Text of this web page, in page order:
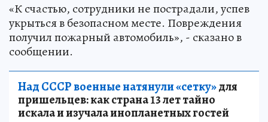
«К счастью, сотрудники не пострадали, успев
укрыться в безопасном месте. Повреждения
получил пожарный автомобиль», - сказано в
сообщении.
Над СССР военные натянули «сетку»для
пришельцев: как страна 13 лет тайно
искала и изучала инопланетных гостей